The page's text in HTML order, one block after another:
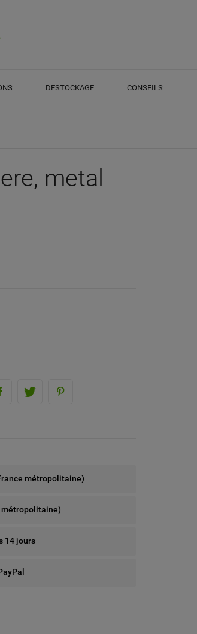
DESTOCKAGE CONSEILS
metal
métropolitaine)
métropolitaine)
14 jours